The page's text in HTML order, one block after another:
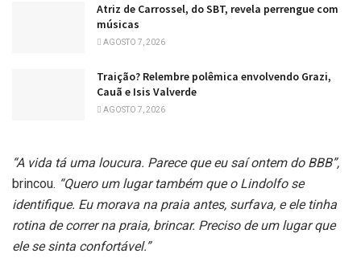
Atriz de Carrossel, do SBT, revela perrengue com
músicas
AGOSTO 7, 2026
Traição? Relembre polêmica envolvendo Grazi,
Cauã e Isis Valverde
AGOSTO 7, 2026
“A vida tá uma loucura. Parece que eu saí ontem do BBB”,
brincou. “Quero um lugar também que o Lindolfo se
identifique. Eu morava na praia antes, surfava, e ele tinha
rotina de correr na praia, brincar. Preciso de um lugar que
ele se sinta confortável.”